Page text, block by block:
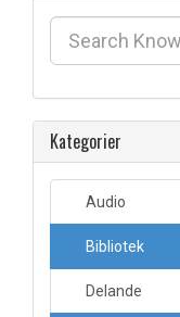
Kategorier
Audio
Bibliotek
Delande